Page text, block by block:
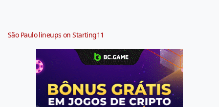
São Paulo lineups on Starting11